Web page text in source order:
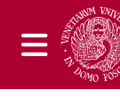
Skip to main
Side panel